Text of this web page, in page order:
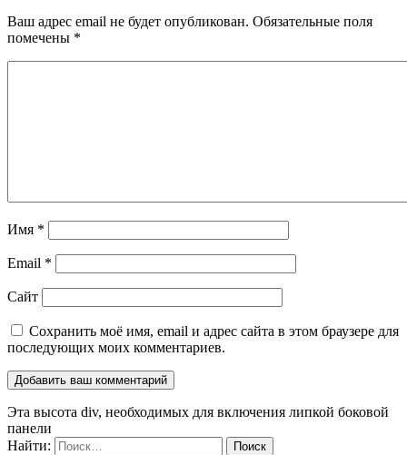
Ваш адрес email не будет опубликован. Обязательные поля
помечены *
Имя *
Email *
Сайт
Сохранить моё имя, email и адрес сайта в этом браузере для
последующих моих комментариев.
Эта высота div, необходимых для включения липкой боковой
панели
Найти: